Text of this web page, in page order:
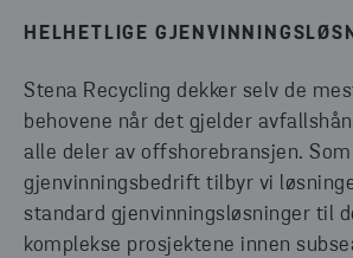
HELHETLIGE
Stena Recycling dekker selv de
behovene når det gjelder
alle deler av offshorebransjen.
gjenvinningsbedrift tilbyr vi
standard gjenvinningsløsninger til
komplekse prosjektene innen